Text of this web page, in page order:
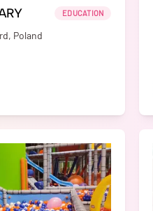
EDUCATION
Poland